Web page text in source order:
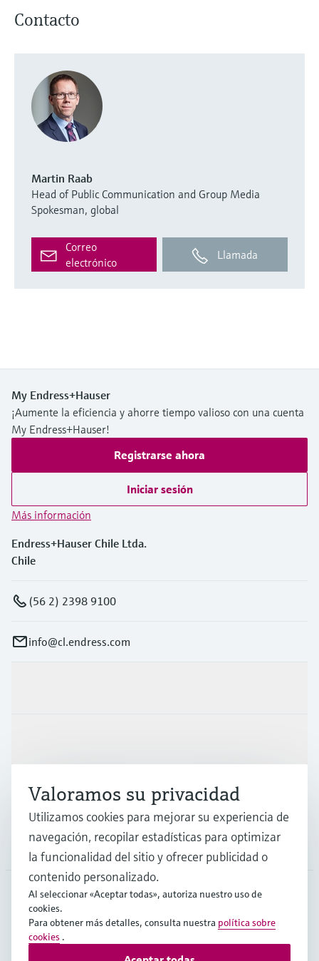
Contacto
Martin Raab
Head of Public Communication and Group Media
Spokesman, global
Correo
electrónico
Llamada
My Endress+Hauser
¡Aumente la eficiencia y ahorre tiempo valioso con una cuenta
My Endress+Hauser!
Registrarse ahora
Iniciar sesión
Más información
Endress+Hauser Chile Ltda.
Chile
(56 2) 2398 9100
info@cl.endress.com
Soporte
Compañía
CHL
Valoramos su privacidad
Utilizamos cookies para mejorar su experiencia de
navegación, recopilar estadísticas para optimizar
la funcionalidad del sitio y ofrecer publicidad o
contenido personalizado.
Al seleccionar «Aceptar todas», autoriza nuestro uso de
cookies.
Para obtener más detalles, consulta nuestra política sobre
cookies .